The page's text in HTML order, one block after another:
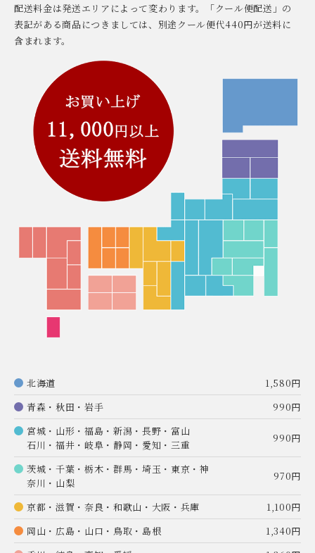
配送料金は発送エリアによって変わります。「クール便配送」の
表記がある商品につきましては、別途クール便代440円が送料に
含まれます。
北海道
1,580円
青森・秋田・岩手
990円
宮城・山形・福島・新潟・長野・富山
石川・福井・岐阜・静岡・愛知・三重
990円
茨城・千葉・栃木・群馬・埼玉・東京・神
奈川・山梨
970円
京都・滋賀・奈良・和歌山・大阪・兵庫
1,100円
岡山・広島・山口・鳥取・島根
1,340円